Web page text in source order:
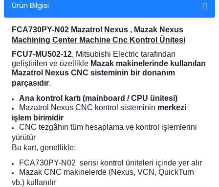
Yuvası
Kablo
Kablo
Kablo
Membranı
PLG Encoder
Ürün Bilgisi
FCA730PY-N02 Mazatrol Nexus , Mazak Nexus
Machining Center Machine Cnc Kontrol Ünitesi
FCU7-MU502-12, Mitsubishi Electric tarafından
geliştirilen ve özellikle Mazak makinelerinde kullanılan
Mazatrol Nexus CNC sisteminin bir donanım
parçasıdır.
Ana kontrol kartı (mainboard / CPU ünitesi)
Mazatrol Nexus CNC kontrol sisteminin merkezi
işlem birimidir
CNC tezgâhın tüm hesaplama ve kontrol işlemlerini
yürütür
Bu kart, genellikle:
FCA730PY-N02 serisi kontrol üniteleri içinde yer alır
Mazak CNC makinelerde (Nexus, VCN, QuickTurn
vb.) kullanılır